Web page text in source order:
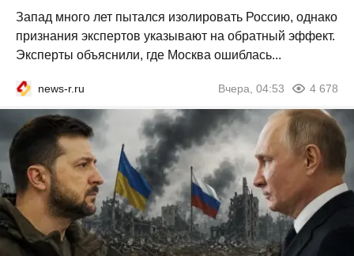
Запад много лет пытался изолировать Россию, однако
признания экспертов указывают на обратный эффект.
Эксперты объяснили, где Москва ошиблась...
news-r.ru Вчера, 04:53 4 678